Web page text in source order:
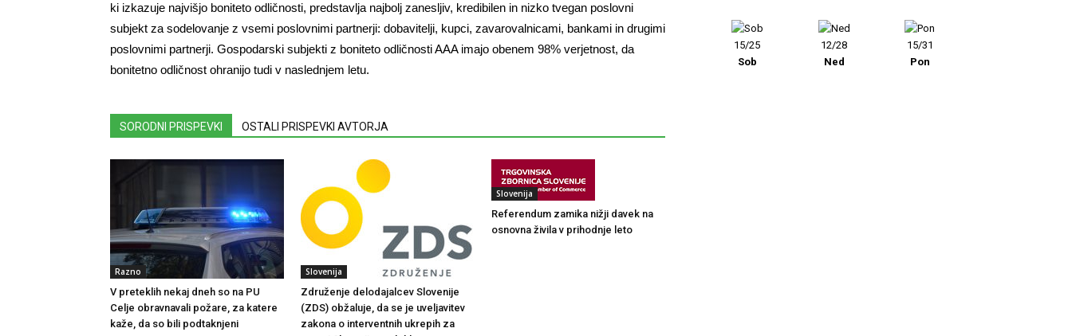
ki izkazuje najvišjo boniteto odličnosti, predstavlja najbolj zanesljiv, kredibilen in nizko tvegan poslovni
subjekt za sodelovanje z vsemi poslovnimi partnerji: dobavitelji, kupci, zavarovalnicami, bankami in drugimi
poslovnimi partnerji. Gospodarski subjekti z boniteto odličnosti AAA imajo obenem 98% verjetnost, da
bonitetno odličnost ohranijo tudi v naslednjem letu.
SORODNI PRISPEVKI OSTALI PRISPEVKI AVTORJA
Razno
V preteklih nekaj dneh so na PU
Celje obravnavali požare, za katere
kaže, da so bili podtaknjeni
Slovenija
Združenje delodajalcev Slovenije
(ZDS) obžaluje, da se je uveljavitev
zakona o interventnih ukrepih za
Slovenija
Referendum zamika nižji davek na
osnovna živila v prihodnje leto
15/25
Sob
12/28
Ned
15/31
Pon